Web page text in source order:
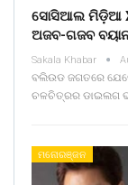
ସୋସିଆଲ ମିଡ଼ିଆ X
ଅଜବ-ଗଜବ
Sakala Khabar
ବଲିଉଡ ଜଗତରେ
ଚଳଚିତ୍ରର ଡାଇଲଗ
ମନୋରଞ୍ଜନ